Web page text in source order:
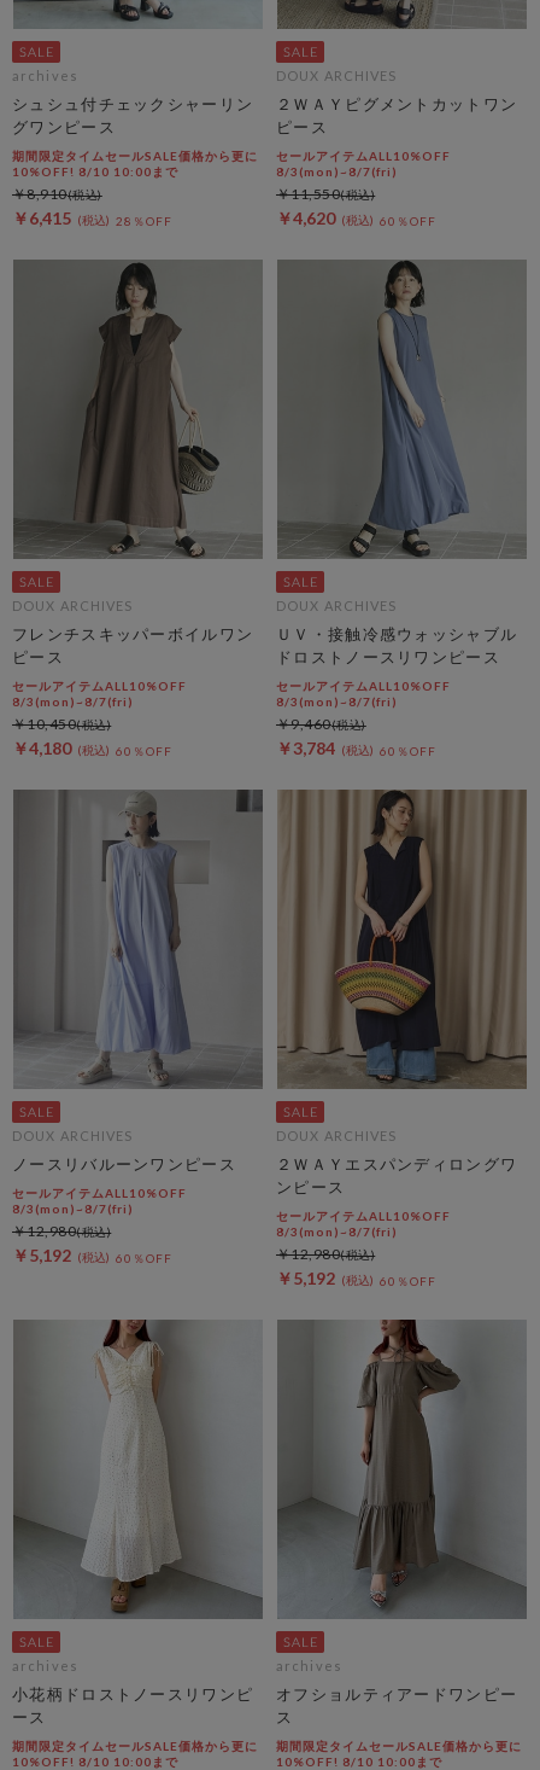
archives
シュシュ付チェックシャーリン
グワンピース
期間限定タイムセールSALE価格から更に
10%OFF! 8/10 10:00まで
￥6,415 28％OFF
￥8,910
DOUX ARCHIVES
２ＷＡＹピグメントカットワン
ピース
セールアイテムALL10%OFF
8/3(mon)~8/7(fri)
￥4,620 60％OFF
￥11,550
DOUX ARCHIVES
フレンチスキッパーボイルワン
ピース
セールアイテムALL10%OFF
8/3(mon)~8/7(fri)
￥4,180 60％OFF
￥10,450
DOUX ARCHIVES
ＵＶ・接触冷感ウォッシャブル
ドロストノースリワンピース
セールアイテムALL10%OFF
8/3(mon)~8/7(fri)
￥3,784 60％OFF
￥9,460
DOUX ARCHIVES
ノースリバルーンワンピース
セールアイテムALL10%OFF
8/3(mon)~8/7(fri)
￥5,192 60％OFF
￥12,980
DOUX ARCHIVES
２ＷＡＹエスパンディロングワ
ンピース
セールアイテムALL10%OFF
8/3(mon)~8/7(fri)
￥5,192 60％OFF
￥12,980
archives
小花柄ドロストノースリワンピ
ース
期間限定タイムセールSALE価格から更に
10%OFF! 8/10 10:00まで
archives
オフショルティアードワンピー
ス
期間限定タイムセールSALE価格から更に
10%OFF! 8/10 10:00まで